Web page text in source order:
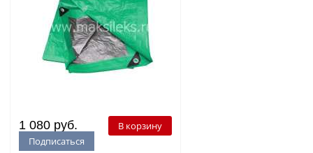
1 080 руб.
В корзину
Подписаться